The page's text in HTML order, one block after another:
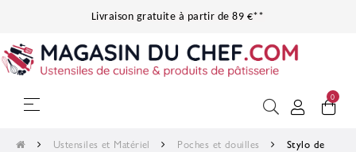
Livraison gratuite à partir de 89 €**
Basculer la navigation
☰ 0
Ustensiles et Matériel Poches et douilles
Stylo de